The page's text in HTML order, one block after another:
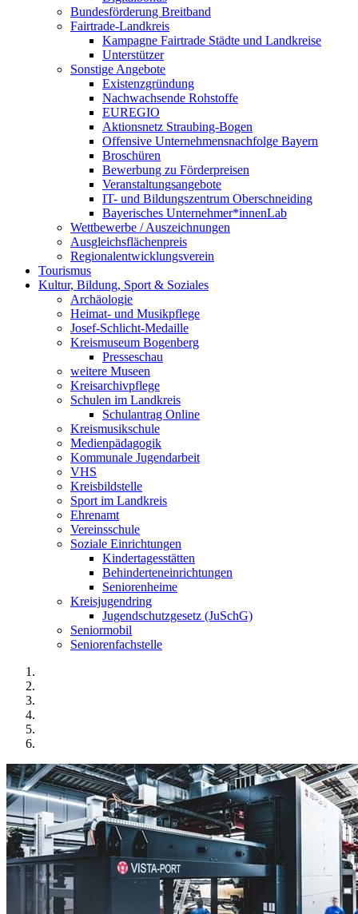
Bundesförderung Breitband
Fairtrade-Landkreis
Kampagne Fairtrade Städte und Landkreise
Unterstützer
Sonstige Angebote
Existenzgründung
Nachwachsende Rohstoffe
EUREGIO
Aktionsnetz Straubing-Bogen
Offensive Unternehmensnachfolge Bayern
Broschüren
Bewerbung zu Förderpreisen
Veranstaltungsangebote
IT- und Bildungszentrum Oberschneiding
Bayerisches Unternehmer*innenLab
Wettbewerbe / Auszeichnungen
Ausgleichsflächenpreis
Regionalentwicklungsverein
Tourismus
Kultur, Bildung, Sport & Soziales
Archäologie
Heimat- und Musikpflege
Josef-Schlicht-Medaille
Kreismuseum Bogenberg
Presseschau
weitere Museen
Kreisarchivpflege
Schulen im Landkreis
Schulantrag Online
Kreismusikschule
Medienpädagogik
Kommunale Jugendarbeit
VHS
Kreisbildstelle
Sport im Landkreis
Ehrenamt
Vereinsschule
Soziale Einrichtungen
Kindertagesstätten
Behinderteneinrichtungen
Seniorenheime
Kreisjugendring
Jugendschutzgesetz (JuSchG)
Seniormobil
Seniorenfachstelle